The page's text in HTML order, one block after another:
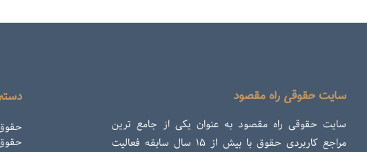
سایت حقوقی راه مقصود
سایت حقوقی راه مقصود به عنوان یکی از جامع ترین
مراجع کاربردی حقوق با بیش از ۱۵ سال سابقه فعالیت